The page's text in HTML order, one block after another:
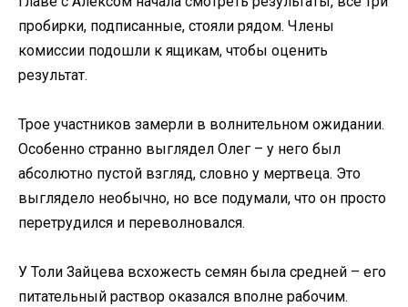
пробирки, подписанные, стояли рядом. Члены
комиссии подошли к ящикам, чтобы оценить
результат.
Трое участников замерли в волнительном ожидании.
Особенно странно выглядел Олег – у него был
абсолютно пустой взгляд, словно у мертвеца. Это
выглядело необычно, но все подумали, что он просто
перетрудился и переволновался.
У Толи Зайцева всхожесть семян была средней – его
питательный раствор оказался вполне рабочим.